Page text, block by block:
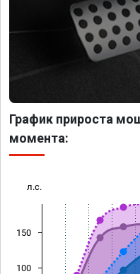
График прироста
момента:
л.с.
100
150